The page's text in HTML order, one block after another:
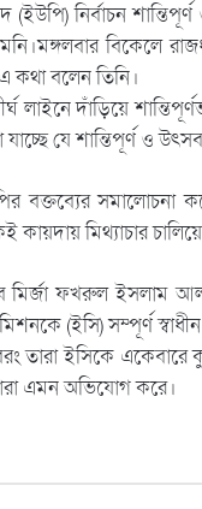
(ইউপি) নির্বাচন
বিকেলে
কথা বলেন তিনি।
লাইনে দাঁড়িয়ে
যে শান্তিপূর্ণ ও
বক্তব্যের সমালোচনা
মিথ্যাচার
মির্জা ফখরুল
(ইসি) সম্পূর্ণ
তারা ইসিকে
এমন অভিযোগ করে।